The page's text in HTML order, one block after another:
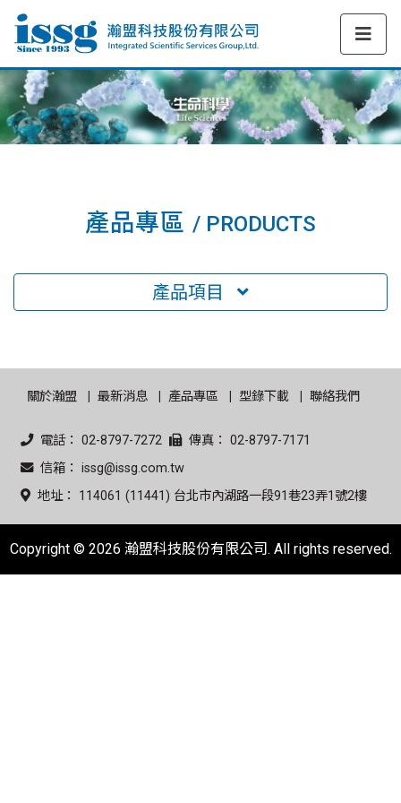
產品專區 / PRODUCTS
產品項目
關於瀚盟 最新消息 產品專區 型錄下載 聯絡我們
電話： 02-8797-7272
傳真： 02-8797-7171
信箱： issg@issg.com.tw
地址： 114061 (11441) 台北市內湖路一段91巷23弄1號2樓
Copyright © 2026 瀚盟科技股份有限公司. All rights reserved.